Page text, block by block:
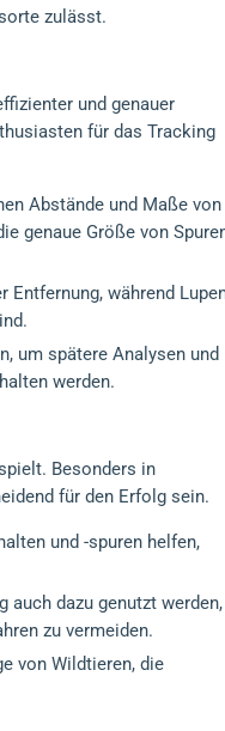
zulässt.
und genauer
für das Tracking
Abstände und Maße von
genaue Größe von
Entfernung, während
um spätere Analysen und
werden.
Besonders in
für den Erfolg sein.
und -spuren helfen,
auch dazu genutzt werden,
zu vermeiden.
von Wildtieren, die